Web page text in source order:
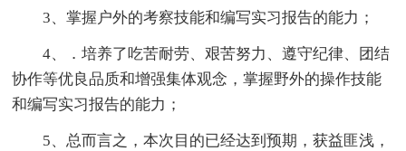
3、掌握户外的考察技能和编写实习报告的能力；
4、．培养了吃苦耐劳、艰苦努力、遵守纪律、团结
协作等优良品质和增强集体观念，掌握野外的操作技能
和编写实习报告的能力；
5、总而言之，本次目的已经达到预期，获益匪浅，